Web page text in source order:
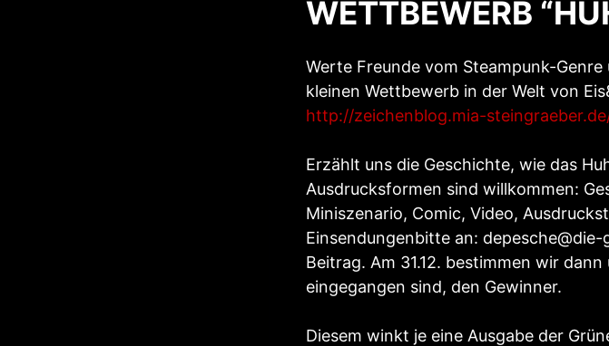
WETTBEWERB
Werte Freunde vom Steampunk-
kleinen Wettbewerb in der Welt von
http://zeichenblog.mia-
Erzählt uns die Geschichte, wie das
Ausdrucksformen sind willkommen:
Miniszenario, Comic, Video,
Einsendungenbitte an:
Beitrag. Am 31.12. bestimmen wir
eingegangen sind, den Gewinner.
Diesem winkt je eine Ausgabe der